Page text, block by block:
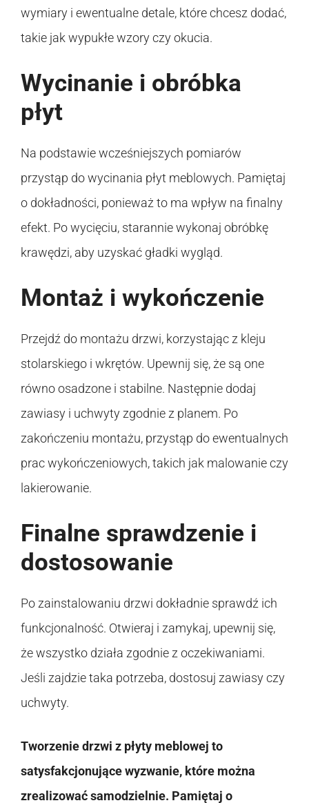
wymiary i ewentualne detale, które chcesz dodać,
takie jak wypukłe wzory czy okucia.
Wycinanie i obróbka
płyt
Na podstawie wcześniejszych pomiarów
przystąp do wycinania płyt meblowych. Pamiętaj
o dokładności, ponieważ to ma wpływ na finalny
efekt. Po wycięciu, starannie wykonaj obróbkę
krawędzi, aby uzyskać gładki wygląd.
Montaż i wykończenie
Przejdź do montażu drzwi, korzystając z kleju
stolarskiego i wkrętów. Upewnij się, że są one
równo osadzone i stabilne. Następnie dodaj
zawiasy i uchwyty zgodnie z planem. Po
zakończeniu montażu, przystąp do ewentualnych
prac wykończeniowych, takich jak malowanie czy
lakierowanie.
Finalne sprawdzenie i
dostosowanie
Po zainstalowaniu drzwi dokładnie sprawdź ich
funkcjonalność. Otwieraj i zamykaj, upewnij się,
że wszystko działa zgodnie z oczekiwaniami.
Jeśli zajdzie taka potrzeba, dostosuj zawiasy czy
uchwyty.
Tworzenie drzwi z płyty meblowej to
satysfakcjonujące wyzwanie, które można
zrealizować samodzielnie. Pamiętaj o